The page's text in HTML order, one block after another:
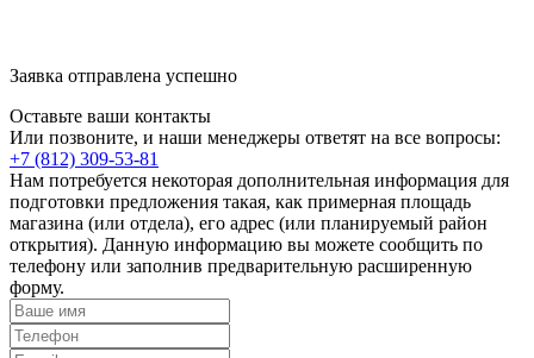
Заявка отправлена успешно
Оставьте ваши контакты
Или позвоните, и наши менеджеры ответят на все вопросы:
+7 (812) 309-53-81
Нам потребуется некоторая дополнительная информация для
подготовки предложения такая, как примерная площадь
магазина (или отдела), его адрес (или планируемый район
открытия). Данную информацию вы можете сообщить по
телефону или заполнив предварительную расширенную
форму.